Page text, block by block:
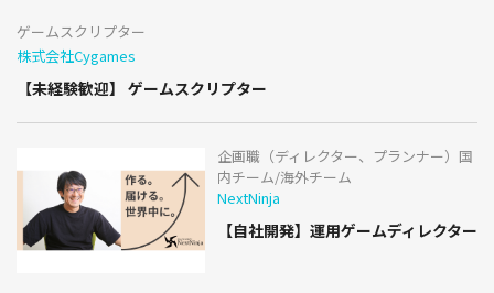
ゲームスクリプター
株式会社Cygames
【未経験歓迎】 ゲームスクリプター
企画職（ディレクター、プランナー）国
内チーム/海外チーム
NextNinja
【自社開発】運用ゲームディレクター